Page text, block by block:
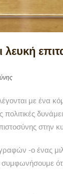
με ένα
πολιτικές
στην
-ο ένας
συμφωνήσουμε